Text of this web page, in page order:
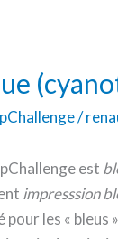
/
est
impresssion
les « bleus